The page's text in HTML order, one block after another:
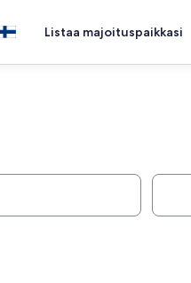
Listaa majoituspaikkasi